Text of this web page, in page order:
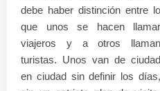
debe haber distinción entre lo
que unos se hacen llamar
viajeros y a otros llaman
turistas. Unos van de ciudad
en ciudad sin definir los días,